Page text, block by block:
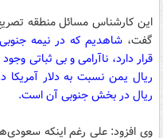
این کارشناس مسائل منطقه
گفت، شاهدیم که در نیمه
قرار دارد، ناآرامی و بی ثباتی
ریال یمن نسبت به دلار
ریال در بخش جنوبی آن است.
وی افزود: علی رغم اینکه